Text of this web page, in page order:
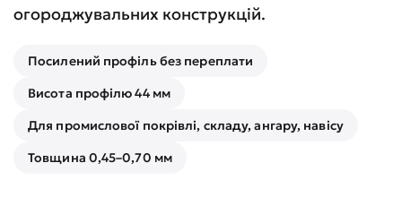
огороджувальних конструкцій.
Посилений профіль без переплати
Висота профілю 44 мм
Для промислової покрівлі, складу, ангару, навісу
Товщина 0,45–0,70 мм